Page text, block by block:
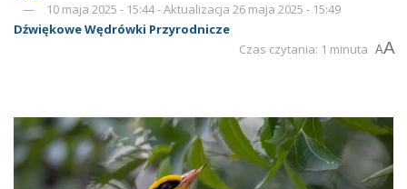
10 maja 2025 - 15:44 - Aktualizacja 26 maja 2025 - 15:49
Dźwiękowe Wędrówki Przyrodnicze
Czas czytania: 1 minuta AA